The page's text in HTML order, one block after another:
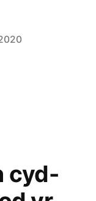
cyd-